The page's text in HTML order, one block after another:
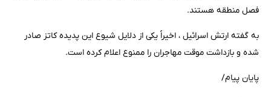
فصل منطقه هستند.
به گفته ارتش اسرائیل ، اخیراً یکی از دلایل شیوع این پدیده کاتز صادر
شده و بازداشت موقت مهاجران را ممنوع اعلام کرده است.
پایان پیام/